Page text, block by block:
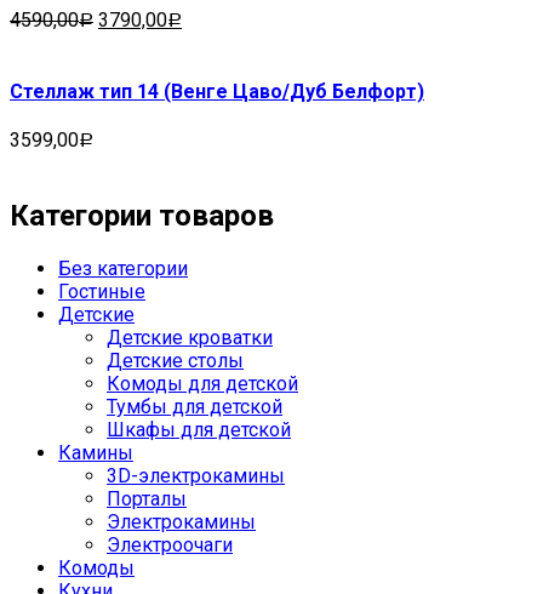
4590,00Р 3790,00Р
Стеллаж тип 14 (Венге Цаво/Дуб Белфорт)
3599,00Р
Категории товаров
Без категории
Гостиные
Детские
Детские кроватки
Детские столы
Комоды для детской
Тумбы для детской
Шкафы для детской
Камины
3D-электрокамины
Порталы
Электрокамины
Электроочаги
Комоды